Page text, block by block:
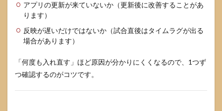
アプリの更新が来ていないか（更新後に改善することがあ
ります）
反映が遅いだけではないか（試合直後はタイムラグが出る
場合があります）
「何度も入れ直す」ほど原因が分かりにくくなるので、1つず
つ確認するのがコツです。